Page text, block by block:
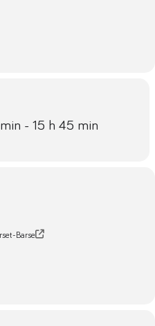
- 15 h 45 min
Barse